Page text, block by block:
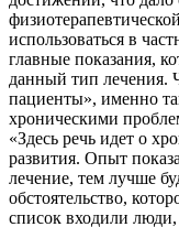
использоваться в
главные показания,
данный тип лечения.
пациенты», именно
хроническими
«Здесь речь идет о
развития. Опыт
лечение, тем лучше
обстоятельство,
список входили